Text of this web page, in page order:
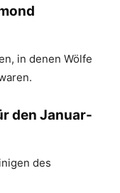
in denen Wölfe
den Januar-
des